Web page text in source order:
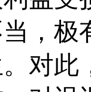
，极
对此